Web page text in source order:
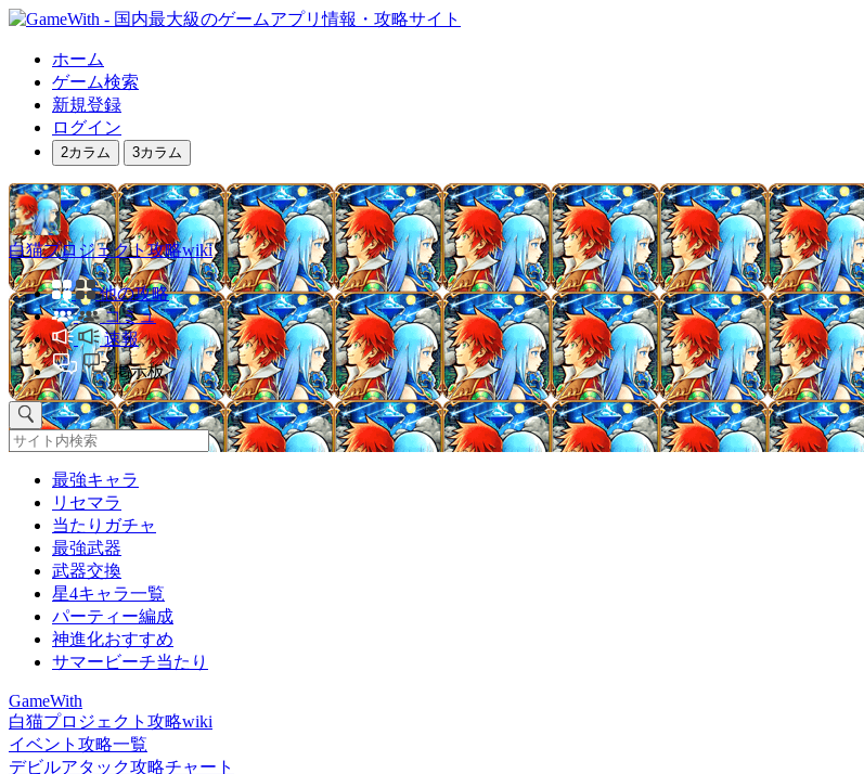
ホーム
ゲーム検索
新規登録
ログイン
2カラム 3カラム
白猫プロジェクト攻略wiki
他の攻略
コミュ
速報
掲示板
最強キャラ
リセマラ
当たりガチャ
最強武器
武器交換
星4キャラ一覧
パーティー編成
神進化おすすめ
サマービーチ当たり
GameWith
白猫プロジェクト攻略wiki
イベント攻略一覧
デビルアタック攻略チャート